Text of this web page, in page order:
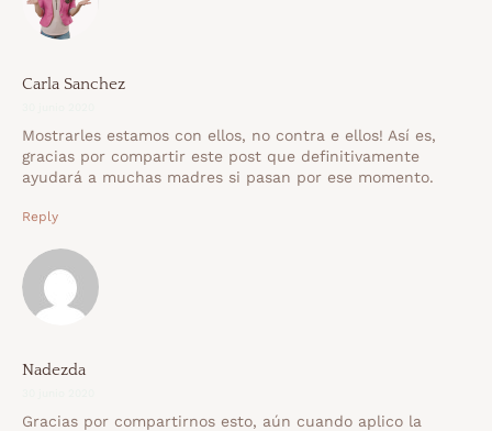
Carla Sanchez
Mostrarles estamos con ellos, no contra e ellos! Así es,
gracias por compartir este post que definitivamente
ayudará a muchas madres si pasan por ese momento.
Reply
Nadezda
Gracias por compartirnos esto, aún cuando aplico la